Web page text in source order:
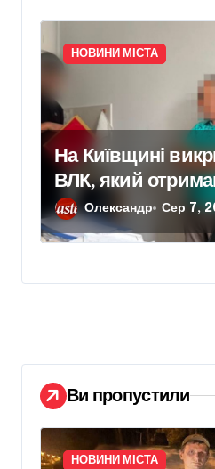
НОВИНИ МІСТА
На Київщині
ВЛК, який
фіктивний
Олександр Сер 7,
Ви пропустили
НОВИНИ МІСТА